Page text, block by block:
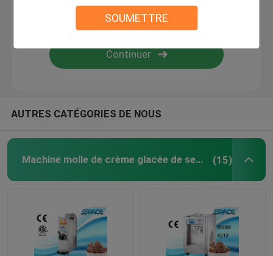
SOUMETTRE
Machine simple de crème glacée de saveur
Machine de crème glacée de trois saveurs
Congélateur mou de service
machine congelée de boissons
Machine de distributeur de jus
AUTRES CATÉGORIES DE NOUS
Machine molle de crème glacée de service (15)